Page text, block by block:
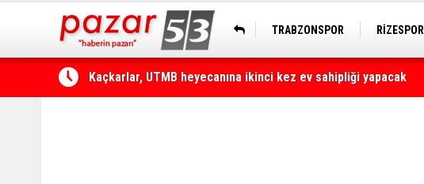
TRABZONSPOR RİZESPOR
Çamlıhemşin'de otomobilin üzerine kaya düştü: 1 yaralı